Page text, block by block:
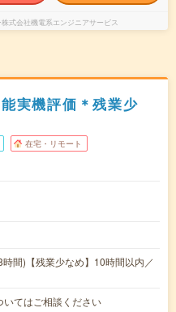
式会社機電系エンジニアサービス
実機評価＊残業少
在宅・リモート
間)【残業少なめ】10時間以内／
てはご相談ください